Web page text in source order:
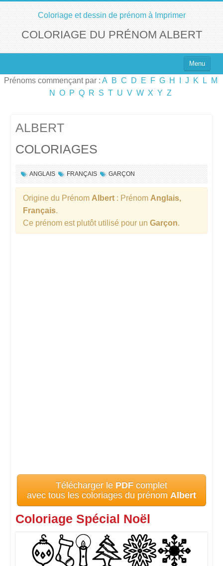
Coloriage et dessin de prénom à Imprimer
COLORIAGE DU PRÉNOM ALBERT
Menu
Top 100 des Prénoms
Prénoms commençant par : A B C D E F G H J K L
M
N
O P Q R S T U V W X Y Z
ALBERT
COLORIAGES
ANGLAIS FRANÇAIS GARÇON
Origine du Prénom Albert : Prénom Anglais,
Français.
Ce prénom est plutôt utilisé pour un Garçon.
Télécharger le PDF complet
avec tous les coloriages du prénom Albert
Coloriage Spécial Noël